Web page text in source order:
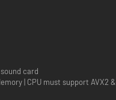
forsvandt, herunder
oprør og tilbagevenden
dato.
herunder I Quit,
tage kampen op på The
et opdateret
card
| CPU must support AVX2 &